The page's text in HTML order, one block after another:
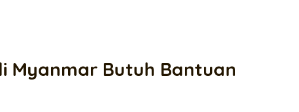
Myanmar Butuh Bantuan